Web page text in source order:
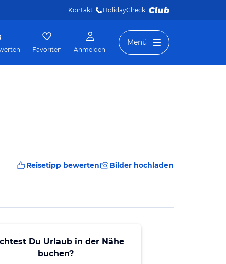
Kontakt HolidayCheck
Favoriten Anmelden
Menü
Reisetipp bewerten Bilder hochladen
Du Urlaub in der Nähe
buchen?